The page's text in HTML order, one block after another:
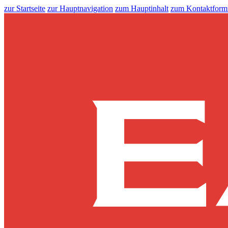
zur Startseite zur Hauptnavigation zum Hauptinhalt zum